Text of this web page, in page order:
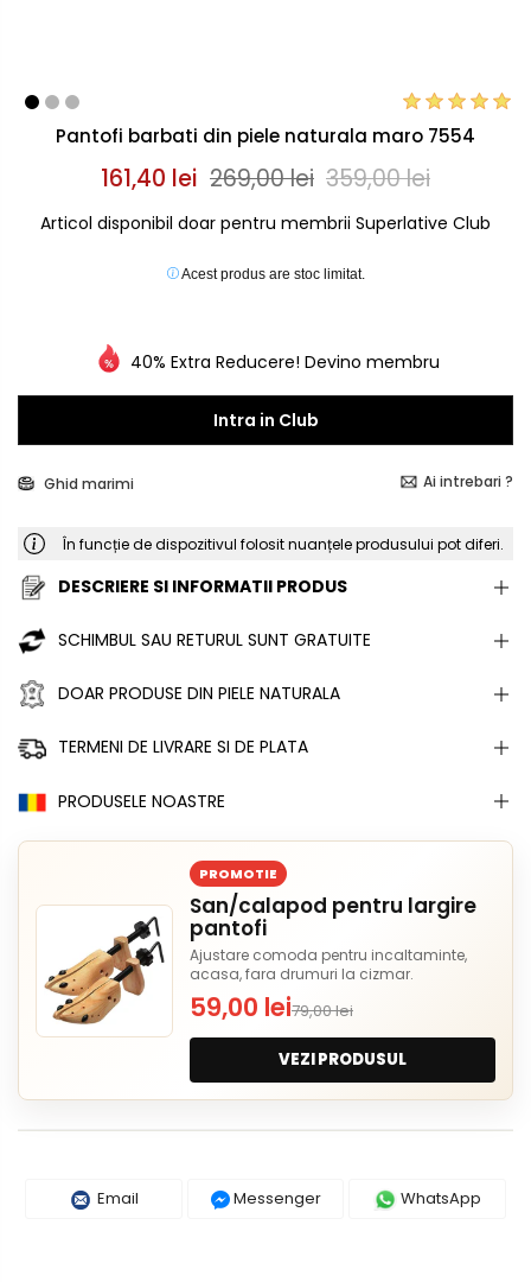
Pantofi barbati din piele naturala maro 7554
161,40 lei 269,00 lei 359,00 lei
Articol disponibil doar pentru membrii Superlative Club
Acest produs are stoc limitat.
40% Extra Reducere! Devino membru
Intra in Club
Ghid marimi Ai intrebari ?
În funcție de dispozitivul folosit nuanțele produsului pot diferi.
DESCRIERE SI INFORMATII PRODUS
SCHIMBUL SAU RETURUL SUNT GRATUITE
DOAR PRODUSE DIN PIELE NATURALA
TERMENI DE LIVRARE SI DE PLATA
PRODUSELE NOASTRE
PROMOTIE
San/calapod pentru largire
pantofi
Ajustare comoda pentru incaltaminte,
acasa, fara drumuri la cizmar.
59,00 lei79,00 lei
VEZI PRODUSUL
Email Messenger WhatsApp